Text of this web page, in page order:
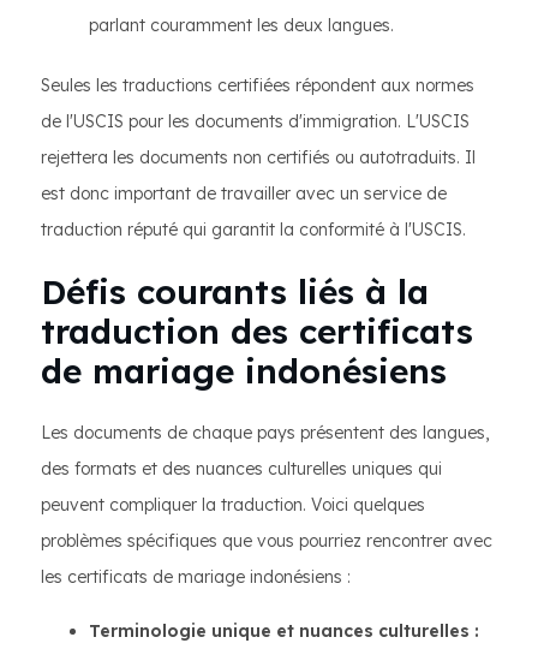
parlant couramment les deux langues.
Seules les traductions certifiées répondent aux normes
de l'USCIS pour les documents d'immigration. L'USCIS
rejettera les documents non certifiés ou autotraduits. Il
est donc important de travailler avec un service de
traduction réputé qui garantit la conformité à l'USCIS.
Défis courants liés à la
traduction des certificats
de mariage indonésiens
Les documents de chaque pays présentent des langues,
des formats et des nuances culturelles uniques qui
peuvent compliquer la traduction. Voici quelques
problèmes spécifiques que vous pourriez rencontrer avec
les certificats de mariage indonésiens :
Terminologie unique et nuances culturelles :